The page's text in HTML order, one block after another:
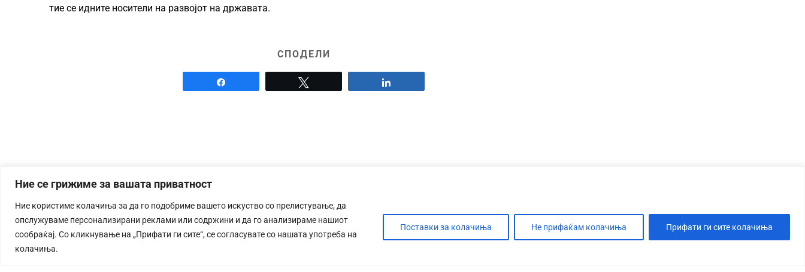
Ние се грижиме за вашата приватност
Ние користиме колачиња за да го подобриме вашето искуство со прелистување, да
опслужуваме персонализирани реклами или содржини и да го анализираме нашиот
сообраќај. Со кликнување на „Прифати ги сите“, се согласувате со нашата употреба на
колачиња.
Поставки за колачиња Не прифаќам колачиња Прифати ги сите колачиња
тие се идните носители на развојот на државата.
СПОДЕЛИ